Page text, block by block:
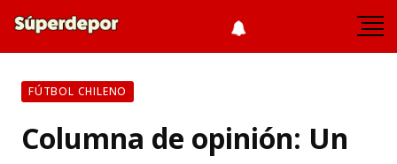
FÚTBOL CHILENO
Columna de opinión: Un